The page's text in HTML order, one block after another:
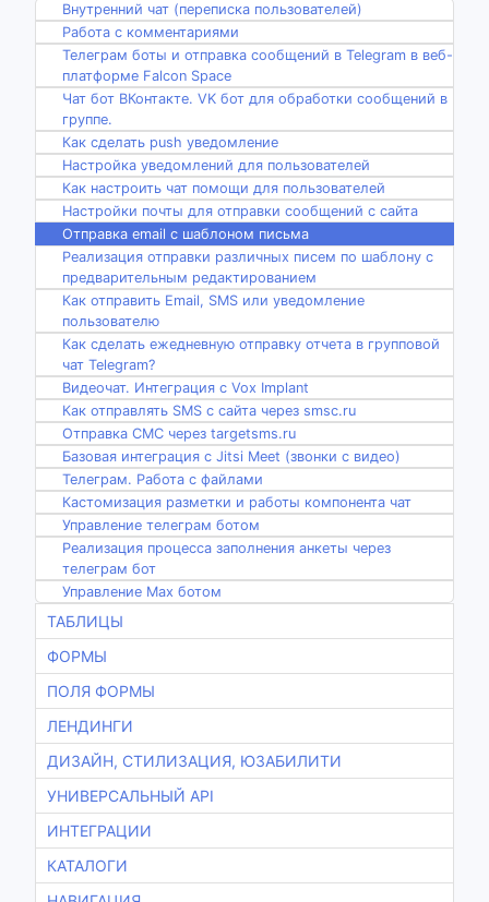
Внутренний чат (переписка пользователей)
Работа с комментариями
Телеграм боты и отправка сообщений в Telegram в веб-
платформе Falcon Space
Чат бот ВКонтакте. VK бот для обработки сообщений в
группе.
Как сделать push уведомление
Настройка уведомлений для пользователей
Как настроить чат помощи для пользователей
Настройки почты для отправки сообщений с сайта
Отправка email с шаблоном письма
Реализация отправки различных писем по шаблону с
предварительным редактированием
Как отправить Email, SMS или уведомление
пользователю
Как сделать ежедневную отправку отчета в групповой
чат Telegram?
Видеочат. Интеграция с Vox Implant
Как отправлять SMS с сайта через smsc.ru
Отправка СМС через targetsms.ru
Базовая интеграция с Jitsi Meet (звонки с видео)
Телеграм. Работа с файлами
Кастомизация разметки и работы компонента чат
Управление телеграм ботом
Реализация процесса заполнения анкеты через
телеграм бот
Управление Max ботом
ТАБЛИЦЫ
ФОРМЫ
ПОЛЯ ФОРМЫ
ЛЕНДИНГИ
ДИЗАЙН, СТИЛИЗАЦИЯ, ЮЗАБИЛИТИ
УНИВЕРСАЛЬНЫЙ API
ИНТЕГРАЦИИ
КАТАЛОГИ